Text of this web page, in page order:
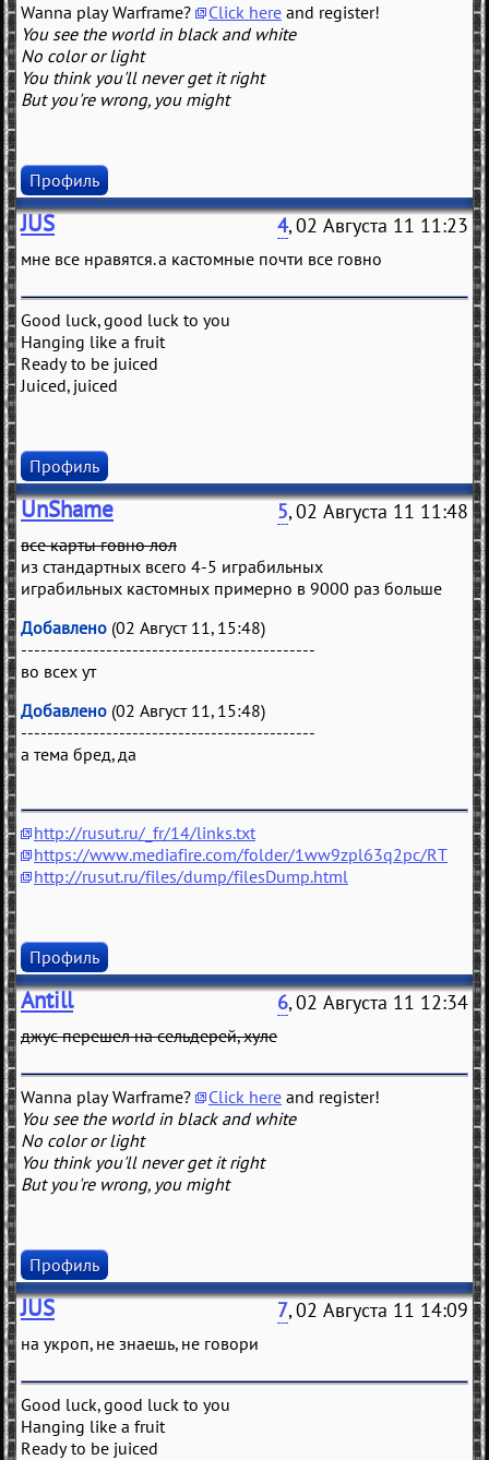
Wanna play Warframe? Click here and register!
You see the world in black and white
No color or light
You think you'll never get it right
But you're wrong, you might
Профиль
JUS 4, 02 Августа 11 11:23
мне все нравятся. а кастомные почти все говно
Good luck, good luck to you
Hanging like a fruit
Ready to be juiced
Juiced, juiced
Профиль
UnShame 5, 02 Августа 11 11:48
все карты говно лол
из стандартных всего 4-5 играбильных
играбильных кастомных примерно в 9000 раз больше
Добавлено (02 Август 11, 15:48)
---------------------------------------------
во всех ут
Добавлено (02 Август 11, 15:48)
---------------------------------------------
а тема бред, да
http://rusut.ru/_fr/14/links.txt
https://www.mediafire.com/folder/1ww9zpl63q2pc/RT
http://rusut.ru/files/dump/filesDump.html
Профиль
Antill 6, 02 Августа 11 12:34
джус перешел на сельдерей, хуле
Wanna play Warframe? Click here and register!
You see the world in black and white
No color or light
You think you'll never get it right
But you're wrong, you might
Профиль
JUS 7, 02 Августа 11 14:09
на укроп, не знаешь, не говори
Good luck, good luck to you
Hanging like a fruit
Ready to be juiced